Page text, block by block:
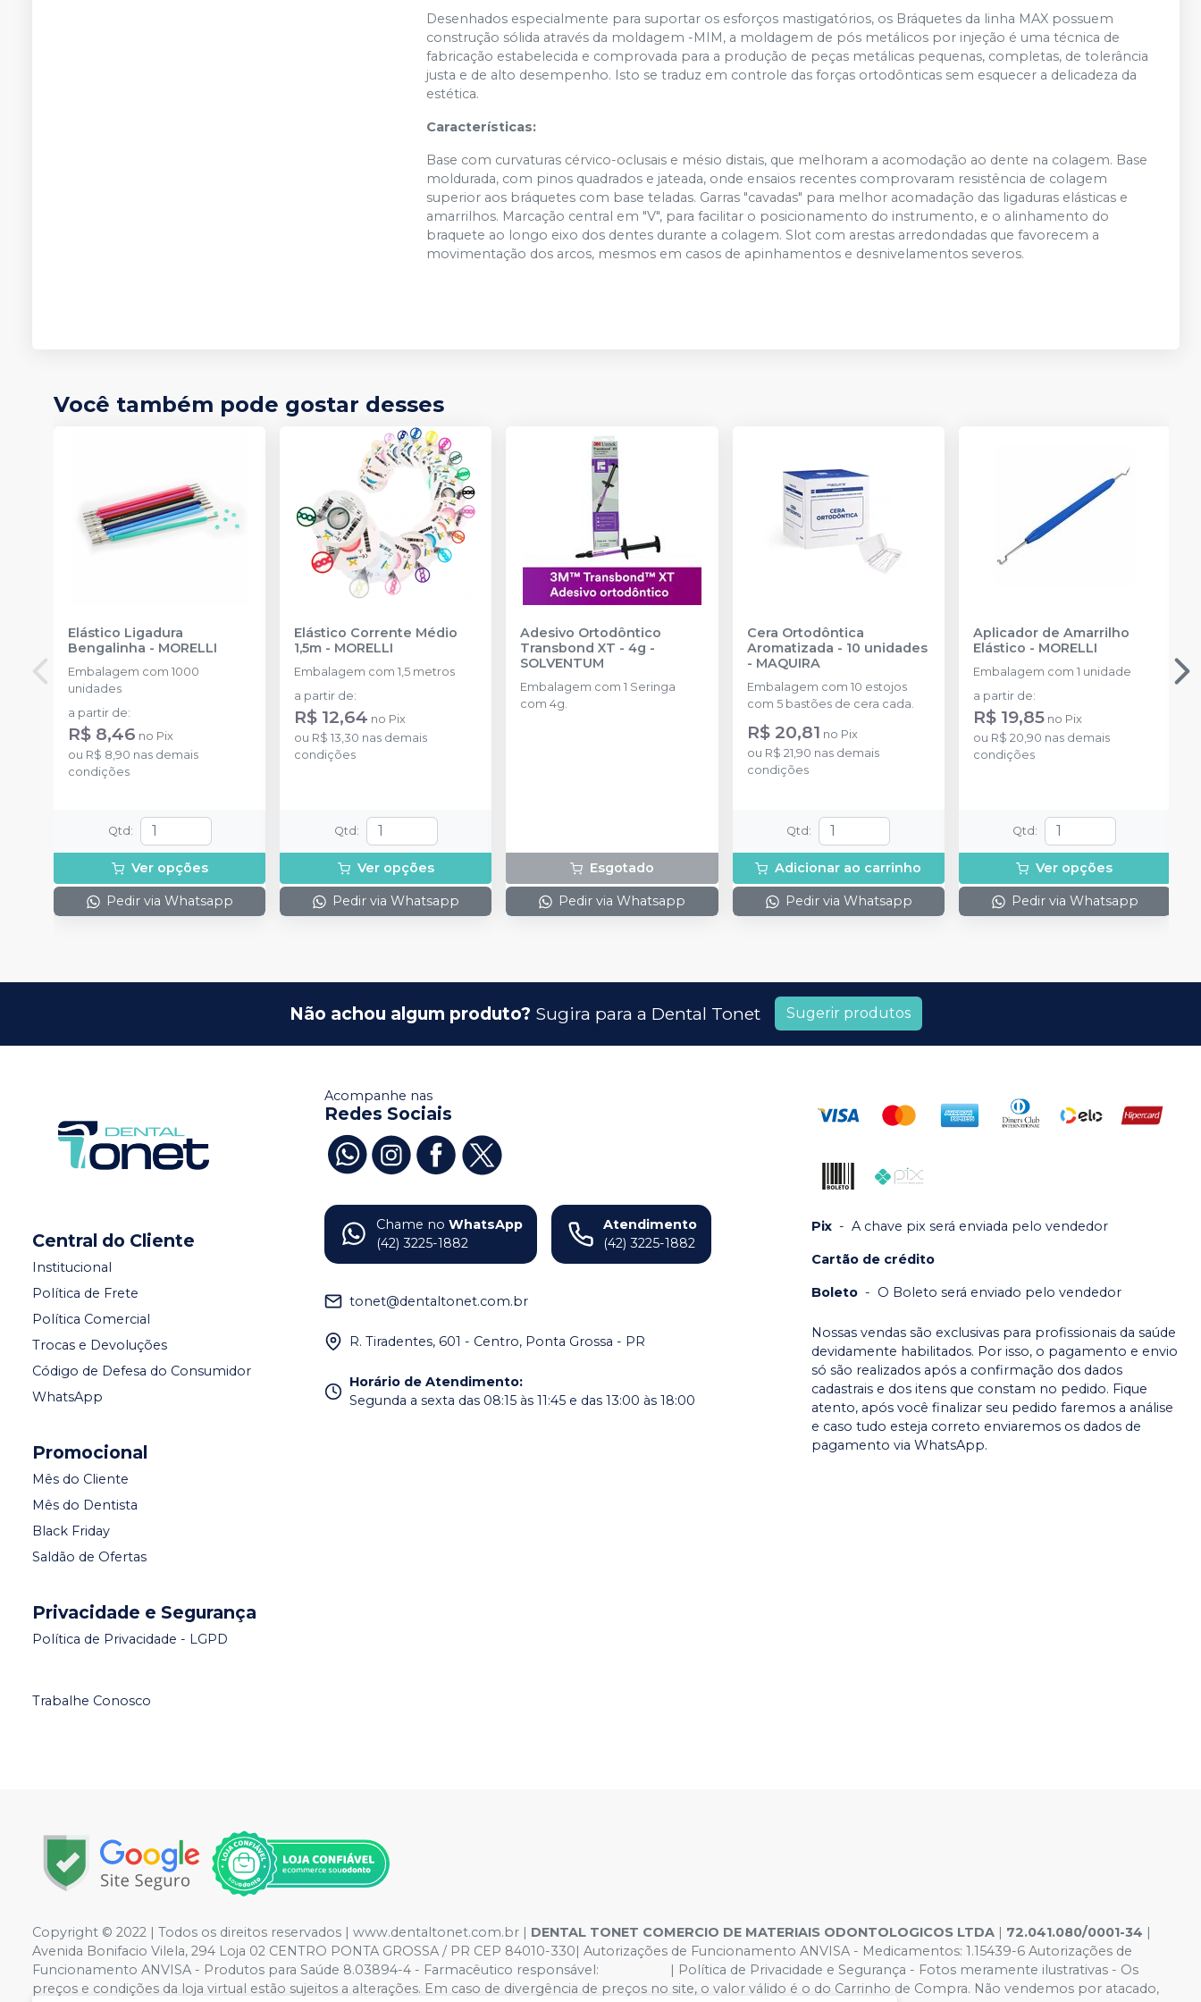
Desenhados especialmente para suportar os esforços mastigatórios, os Bráquetes da linha MAX possuem
construção sólida através da moldagem -MIM, a moldagem de pós metálicos por injeção é uma técnica de
fabricação estabelecida e comprovada para a produção de peças metálicas pequenas, completas, de tolerância
justa e de alto desempenho. Isto se traduz em controle das forças ortodônticas sem esquecer a delicadeza da
estética.
Características:
Base com curvaturas cérvico-oclusais e mésio distais, que melhoram a acomodação ao dente na colagem. Base
moldurada, com pinos quadrados e jateada, onde ensaios recentes comprovaram resistência de colagem
superior aos bráquetes com base teladas. Garras "cavadas" para melhor acomadação das ligaduras elásticas e
amarrilhos. Marcação central em "V", para facilitar o posicionamento do instrumento, e o alinhamento do
braquete ao longo eixo dos dentes durante a colagem. Slot com arestas arredondadas que favorecem a
movimentação dos arcos, mesmos em casos de apinhamentos e desnivelamentos severos.
Você também pode gostar desses
Elástico Ligadura
Bengalinha - MORELLI
Embalagem com 1000
unidades
a partir de:
R$ 8,46 no Pix
ou R$ 8,90 nas demais
condições
Qtd :
Ver opções
Pedir via Whatsapp
Elástico Corrente Médio
1,5m - MORELLI
Embalagem com 1,5 metros
a partir de:
R$ 12,64 no Pix
ou R$ 13,30 nas demais
condições
Qtd :
Ver opções
Pedir via Whatsapp
Adesivo Ortodôntico
Transbond XT - 4g -
SOLVENTUM
Embalagem com 1 Seringa
com 4g.
Esgotado
Pedir via Whatsapp
Cera Ortodôntica
Aromatizada - 10 unidades
- MAQUIRA
Embalagem com 10 estojos
com 5 bastões de cera cada.
R$ 20,81 no Pix
ou R$ 21,90 nas demais
condições
Qtd :
Adicionar ao carrinho
Pedir via Whatsapp
Aplicador de Amarrilho
Elástico - MORELLI
Embalagem com 1 unidade
a partir de:
R$ 19,85 no Pix
ou R$ 20,90 nas demais
condições
Qtd :
Ver opções
Pedir via Whatsapp
Não achou algum produto? Sugira para a Dental Tonet Sugerir produtos
Central do Cliente
Institucional
Política de Frete
Política Comercial
Trocas e Devoluções
Código de Defesa do Consumidor
WhatsApp
Promocional
Mês do Cliente
Mês do Dentista
Black Friday
Saldão de Ofertas
Privacidade e Segurança
Política de Privacidade - LGPD
Trabalhe Conosco
Acompanhe nas
Redes Sociais
Chame no WhatsApp
(42) 3225-1882
Atendimento
(42) 3225-1882
tonet@dentaltonet.com.br
R. Tiradentes, 601 - Centro, Ponta Grossa - PR
Horário de Atendimento:
Segunda a sexta das 08:15 às 11:45 e das 13:00 às 18:00
Pix - A chave pix será enviada pelo vendedor
Cartão de crédito
Boleto - O Boleto será enviado pelo vendedor
Nossas vendas são exclusivas para profissionais da saúde
devidamente habilitados. Por isso, o pagamento e envio
só são realizados após a confirmação dos dados
cadastrais e dos itens que constam no pedido. Fique
atento, após você finalizar seu pedido faremos a análise
e caso tudo esteja correto enviaremos os dados de
pagamento via WhatsApp.
Copyright © 2022 | Todos os direitos reservados | www.dentaltonet.com.br | DENTAL TONET COMERCIO DE MATERIAIS ODONTOLOGICOS LTDA | 72.041.080/0001-34 |
Avenida Bonifacio Vilela, 294 Loja 02 CENTRO PONTA GROSSA / PR CEP 84010-330| Autorizações de Funcionamento ANVISA - Medicamentos: 1.15439-6 Autorizações de
Funcionamento ANVISA - Produtos para Saúde 8.03894-4 - Farmacêutico responsável: | Política de Privacidade e Segurança - Fotos meramente ilustrativas - Os
preços e condições da loja virtual estão sujeitos a alterações. Em caso de divergência de preços no site, o valor válido é o do Carrinho de Compra. Não vendemos por atacado,